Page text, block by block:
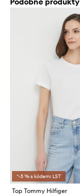
*-5 % s kódem: LST
Top Tommy Hilfiger